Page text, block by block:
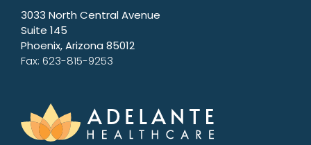
3033 North Central Avenue
Suite 145
Phoenix, Arizona 85012
Fax: 623-815-9253